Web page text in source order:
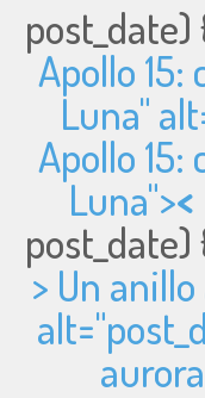
post_date)
Apollo 15:
Luna"
Apollo 15:
Luna"><
post_date)
> Un
alt="